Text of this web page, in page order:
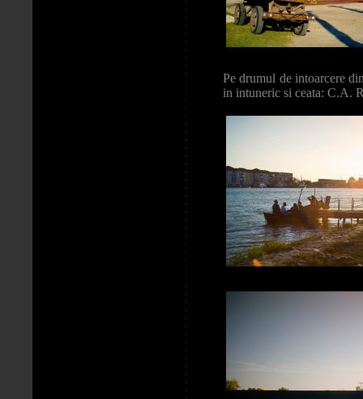
Pe drumul de intoarcere
in intuneric si ceata: C.A.